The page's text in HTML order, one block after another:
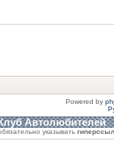
Powered by
Автолюбителей
указывать